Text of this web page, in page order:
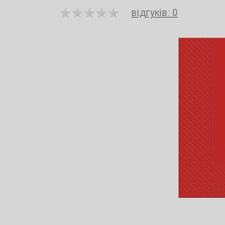
відгуків: 0